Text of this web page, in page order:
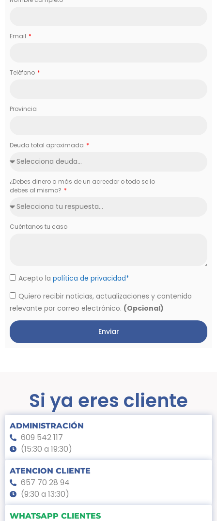
Email
Teléfono
Provincia
Deuda total aproximada
¿Debes dinero a más de un acreedor o todo se lo
debes al mismo?
Cuéntanos tu caso
Acepto la política de privacidad*
Quiero recibir noticias, actualizaciones y contenido
relevante por correo electrónico. (Opcional)
Enviar
Si ya eres cliente
ADMINISTRACIÓN
609 542 117
(15:30 a 19:30)
ATENCION CLIENTE
657 70 28 94
(9:30 a 13:30)
WHATSAPP CLIENTES